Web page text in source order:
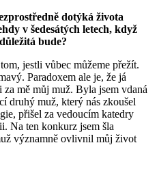
dotýká života
v šedesátých letech, když
bude?
jestli vůbec můžeme přežít.
Paradoxem ale je, že já
mě můj muž. Byla jsem vdaná
druhý muž, který nás zkoušel
přišel za vedoucím katedry
Na ten konkurz jsem šla
významně ovlivnil můj život